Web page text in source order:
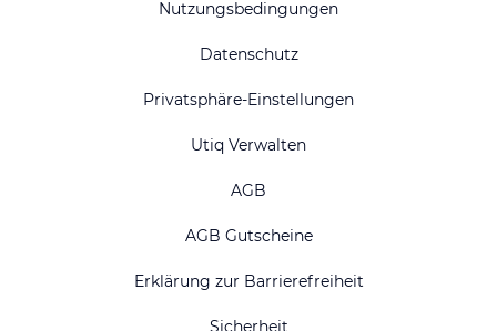
Nutzungsbedingungen
Datenschutz
Privatsphäre-Einstellungen
Utiq Verwalten
AGB
AGB Gutscheine
Erklärung zur Barrierefreiheit
Sicherheit